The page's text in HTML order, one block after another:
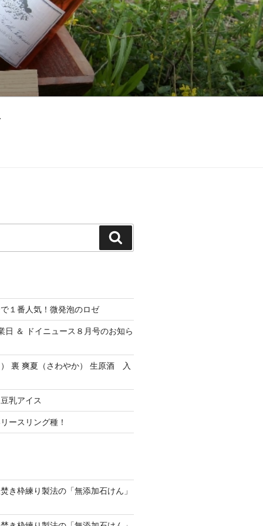
索
１番人気！微発泡のロゼ
＆ ドイニュース８月号のお知ら
裏 爽夏（さわやか） 生原酒 入
乳アイス
ースリング種！
き枠練り製法の「無添加石けん」